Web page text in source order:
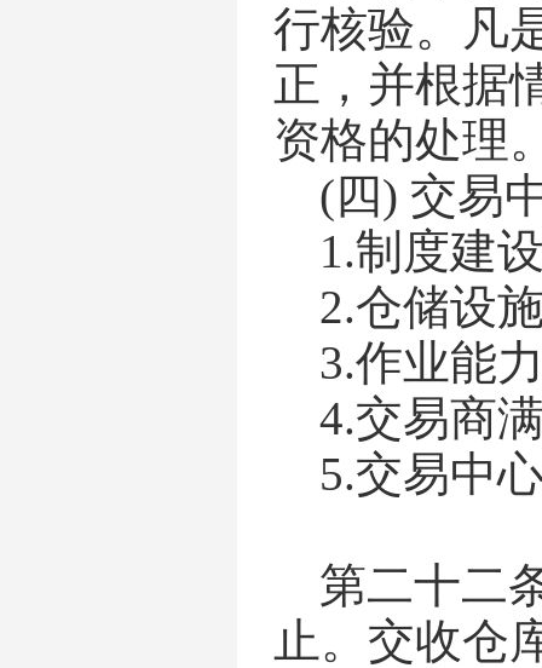
行核验。凡
正，并根据
资格的处理
(四) 交易
1.制度建
2.仓储设
3.作业能
4.交易商
5.交易中
第二十二
止。交收仓